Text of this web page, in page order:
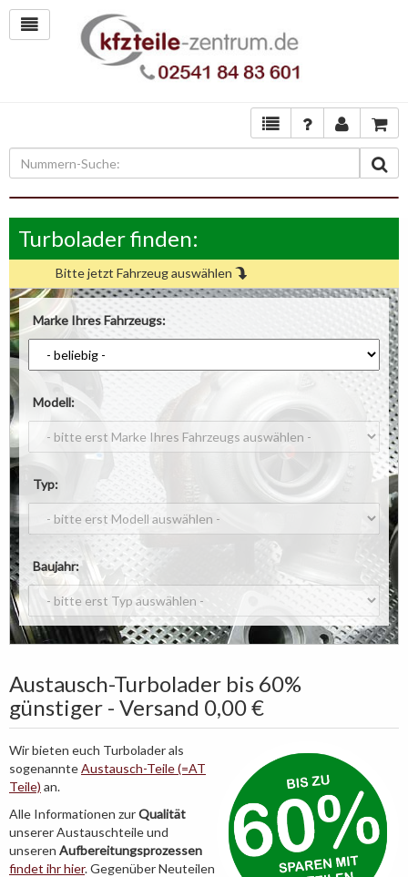
Turbolader finden:
Bitte jetzt Fahrzeug auswählen
Marke Ihres Fahrzeugs:
Modell:
Typ:
Baujahr:
Austausch-Turbolader bis 60%
günstiger - Versand 0,00 €
Wir bieten euch Turbolader als
sogenannteAustausch-Teile (=AT
Teile) an.
Alle Informationen zurQualität
unserer Austauschteile und
unseren Aufbereitungsprozessen
findet ihr hier. Gegenüber Neuteilen